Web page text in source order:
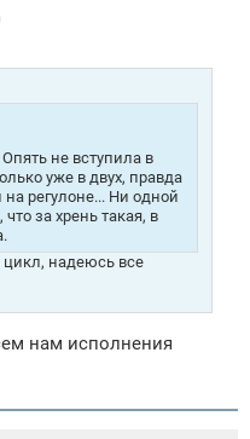
не вступила в
уже в двух, правда
регулоне... Ни одной
за хрень такая, в
надеюсь все
нам исполнения